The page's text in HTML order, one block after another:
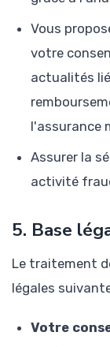
Vous
votre
actualités
l'assurance
Assurer la
activité
5. Base
Le traitement
légales
Votre